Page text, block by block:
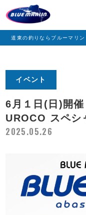
道東の釣りならブルーマリ
イベント
6月１日(日)開
UROCO スペシ
2025.05.26